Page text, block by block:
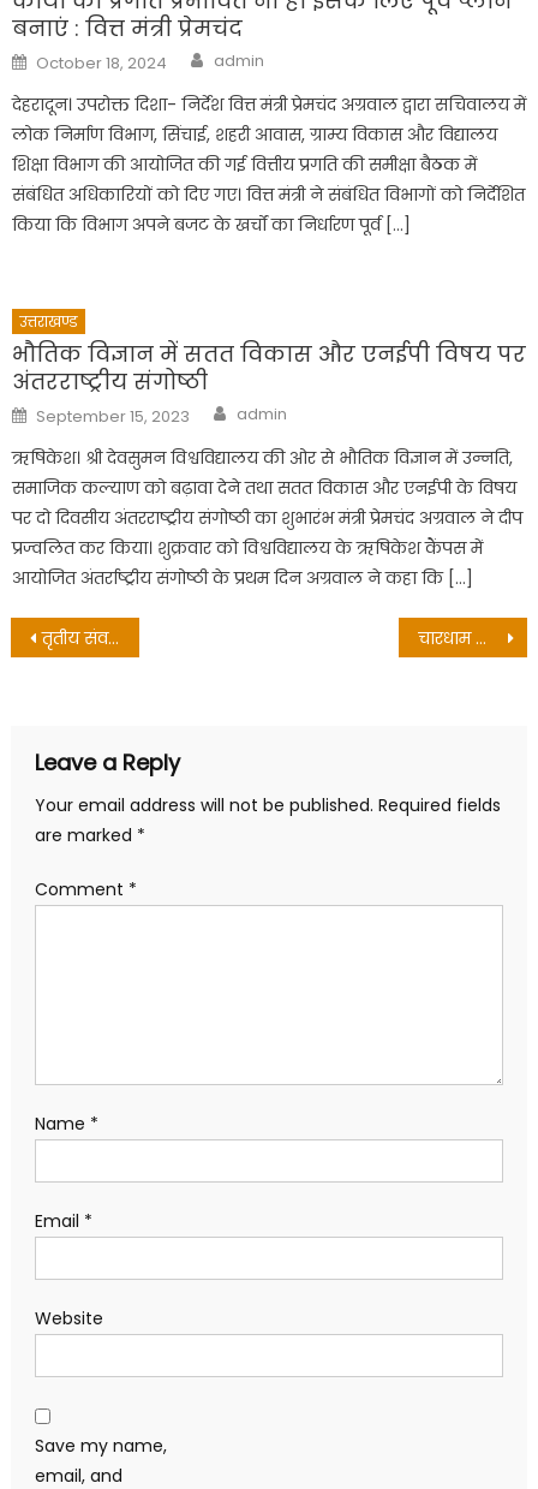
बनाएं : वित्त मंत्री प्रेमचंद
Posted
on
October 18, 2024 Author
admin
देहरादून। उपरोक्त दिशा- निर्देश वित्त मंत्री प्रेमचंद अग्रवाल द्वारा सचिवालय में
लोक निर्माण विभाग, सिंचाई, शहरी आवास, ग्राम्य विकास और विद्यालय
शिक्षा विभाग की आयोजित की गई वित्तीय प्रगति की समीक्षा बैठक में
संबंधित अधिकारियों को दिए गए। वित्त मंत्री ने संबंधित विभागों को निर्देशित
किया कि विभाग अपने बजट के खर्चों का निर्धारण पूर्व […]
उत्तराखण्ड
भौतिक विज्ञान में सतत विकास और एनईपी विषय पर
अंतरराष्ट्रीय संगोष्ठी
Posted
on
September 15, 2023 Author
admin
ऋषिकेश। श्री देवसुमन विश्वविद्यालय की ओर से भौतिक विज्ञान में उन्नति,
समाजिक कल्याण को बढ़ावा देने तथा सतत विकास और एनईपी के विषय
पर दो दिवसीय अंतरराष्ट्रीय संगोष्ठी का शुभारंभ मंत्री प्रेमचंद अग्रवाल ने दीप
प्रज्वलित कर किया। शुक्रवार को विश्वविद्यालय के ऋषिकेश कैंपस में
आयोजित अंतर्राष्ट्रीय संगोष्ठी के प्रथम दिन अग्रवाल ने कहा कि […]
Post
तृतीय संवर्ग मिनिस्टीरियल कर्मचारियों को ग्रेड वेतन का लाभ देने के निर्देश चारधाम यात्रा में तीर्थयात्रियों को बेहतर स्वास्थ्य सेवाएं मिलेंगी: डा धनसिंह
Leave a Reply
Your email address will not be published. Required fields
are marked *
Comment *
Name *
Email *
Website
Save my name,
email, and